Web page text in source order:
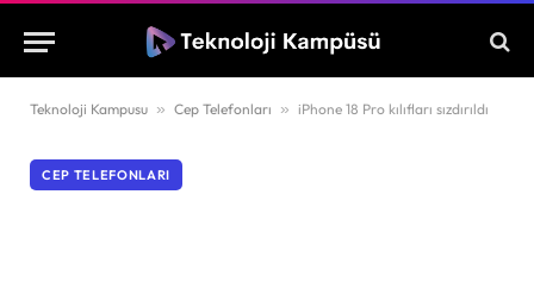
Teknoloji Kampusu » Cep Telefonları » iPhone 18 Pro kılıfları sızdırıldı
CEP TELEFONLARI